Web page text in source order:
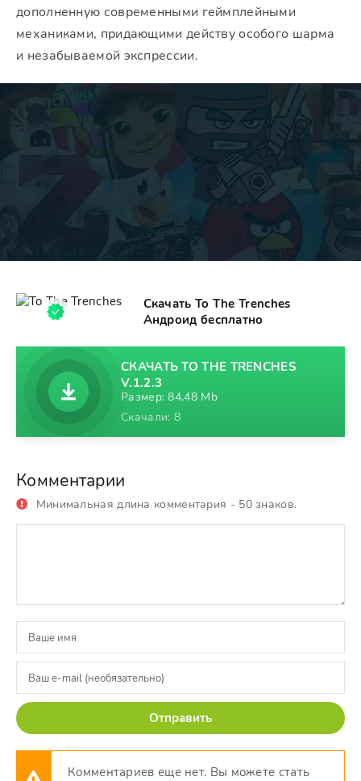
дополненную современными геймплейными
механиками, придающими действу особого шарма
и незабываемой экспрессии.
Скачать To The Trenches
Андроид бесплатно
СКАЧАТЬ TO THE TRENCHES
V.1.2.3
Размер: 84,48 Mb
Скачали: 8
Комментарии
Минимальная длина комментария - 50 знаков.
Отправить
Комментариев еще нет. Вы можете стать